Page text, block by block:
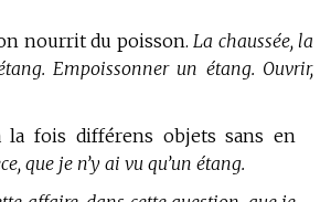
nourrit du poisson. La chaussée, la
Empoissonner un étang. Ouvrir,
la fois différens objets sans en
que je n’y ai vu qu’un étang.